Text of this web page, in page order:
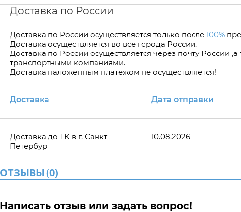
Доставка по России
Доставка по Росcии осуществляется только после 100%
Доставка осуществляется во все города России.
Доставка по России осуществляется через почту
транспортными компаниями.
Доставка наложенным платежом не осуществляется!
Доставка Дата отправки
Доставка до ТК в г. Санкт-
Петербург
10.08.2026
ОТЗЫВЫ(0)
Написать отзыв или задать вопрос!